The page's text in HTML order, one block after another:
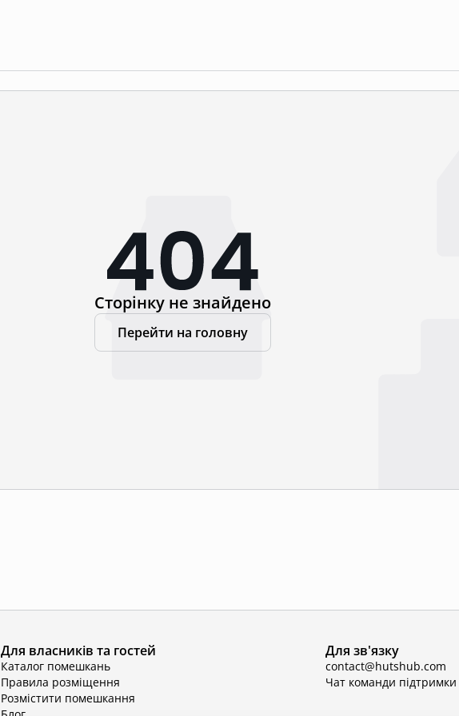
Сторінку не знайдено
Перейти на головну
Для власників та гостей
Каталог помешкань
Правила розміщення
Розмістити помешкання
Для зв'язку
contact@hutshub.com
Чат команди підтримки